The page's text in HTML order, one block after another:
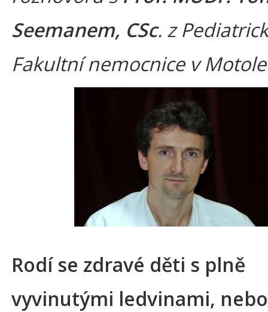
Seemanem, CSc. z
Fakultní nemocnice v
Rodí se zdravé děti s plně
vyvinutými ledvinami,